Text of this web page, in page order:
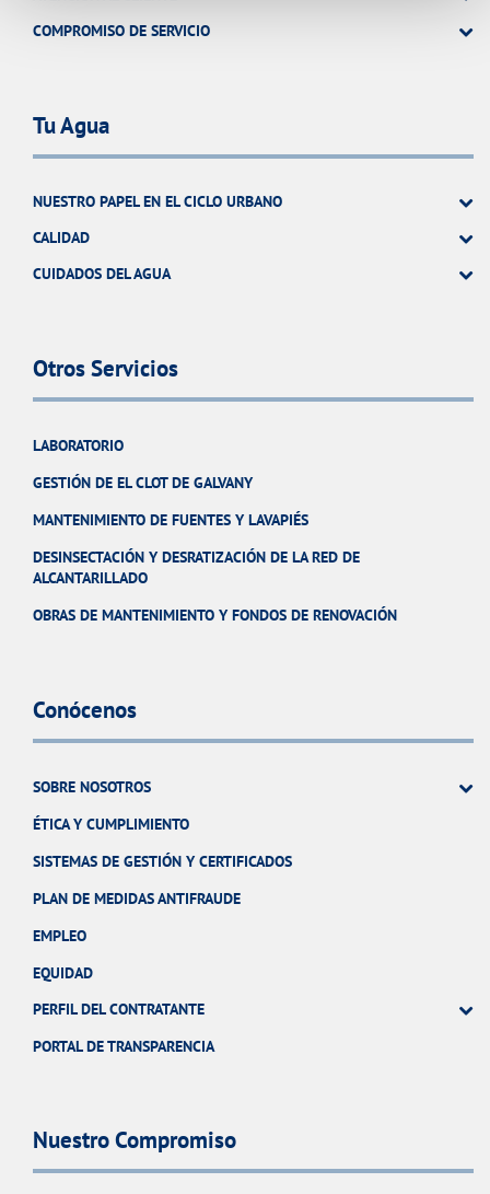
COMPROMISO DE SERVICIO
Tu Agua
NUESTRO PAPEL EN EL CICLO URBANO
CALIDAD
CUIDADOS DEL AGUA
Otros Servicios
LABORATORIO
GESTIÓN DE EL CLOT DE GALVANY
MANTENIMIENTO DE FUENTES Y LAVAPIÉS
DESINSECTACIÓN Y DESRATIZACIÓN DE LA RED DE
ALCANTARILLADO
OBRAS DE MANTENIMIENTO Y FONDOS DE RENOVACIÓN
Conócenos
SOBRE NOSOTROS
ÉTICA Y CUMPLIMIENTO
SISTEMAS DE GESTIÓN Y CERTIFICADOS
PLAN DE MEDIDAS ANTIFRAUDE
EMPLEO
EQUIDAD
PERFIL DEL CONTRATANTE
PORTAL DE TRANSPARENCIA
Nuestro Compromiso